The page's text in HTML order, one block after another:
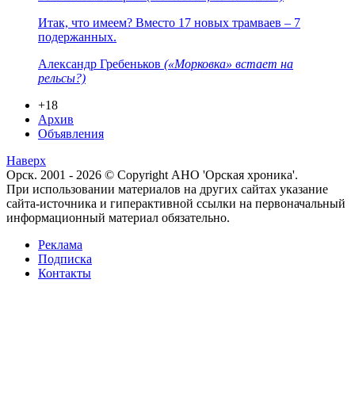
Итак, что имеем? Вместо 17 новых трамваев – 7
подержанных.
Александр Гребеньков («Морковка» встает на
рельсы?)
+18
Архив
Объявления
Наверх
Орск. 2001 - 2026 © Copyright АНО 'Орская хроника'.
При использовании материалов на других сайтах указание
сайта-источника и гиперактивной ссылки на первоначальный
информационный материал обязательно.
Реклама
Подписка
Контакты